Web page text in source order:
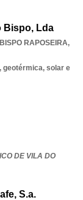
Bispo, Lda
RAPOSEIRA,
geotérmica, solar e
DE VILA DO
S.a.